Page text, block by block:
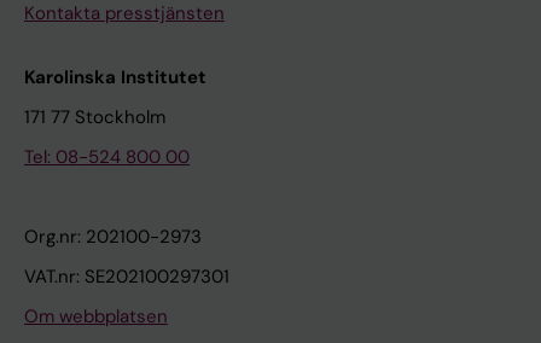
Kontakta presstjänsten
Karolinska Institutet
171 77 Stockholm
Tel: 08-524 800 00
Org.nr: 202100-2973
VAT.nr: SE202100297301
Om webbplatsen